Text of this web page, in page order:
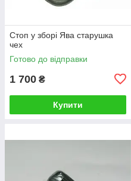
Стоп у зборі Ява старушка
чех
Готово до відправки
1 700 ₴
Купити